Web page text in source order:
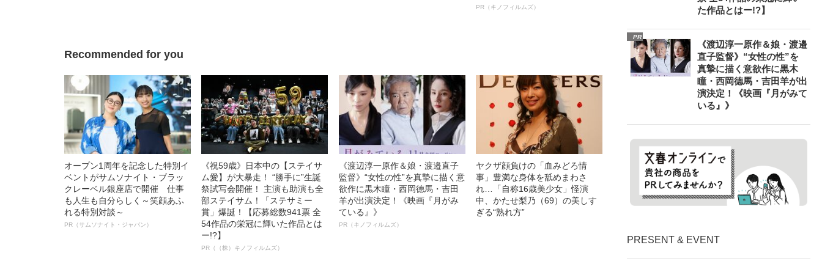
ルインタビュー“観客を魅了した
PR（キノフィルムズ）
Recommended for you
オープン1周年を記念した特別イ
ベントがサムソナイト・ブラッ
クレーベル銀座店で開催 仕事
も人生も自分らしく～笑顔あふ
れる特別対談～
PR（サムソナイト・ジャパン）
《祝59歳》日本中の【ステイサ
ム愛】が大暴走！ “勝手に”生誕
祭試写会開催！ 主演も助演も全
部ステイサム！「ステサミー
賞」爆誕！【応募総数941票 全
54作品の栄冠に輝いた作品とは
ー!?】
PR（（株）キノフィルムズ）
《渡辺淳一原作＆娘・渡邉直子
監督》“女性の性”を真摯に描く意
欲作に黒木瞳・西岡德馬・吉田
羊が出演決定！《映画『月がみ
ている』》
PR（キノフィルムズ）
ヤクザ顔負けの「血みどろ情
事」豊満な身体を舐めまわさ
れ…「自称16歳美少女」怪演
中、かたせ梨乃（69）の美しす
ぎる“熟れ方”
た作品とはー!?】
PR
《渡辺淳一原作＆娘・渡邉
直子監督》“女性の性”を
真摯に描く意欲作に黒木
瞳・西岡德馬・吉田羊が出
演決定！《映画『月がみて
いる』》
PRESENT & EVENT